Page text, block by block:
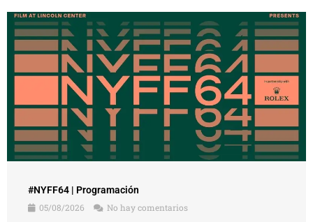
#NYFF64 | Programación
05/08/2026
No hay comentarios